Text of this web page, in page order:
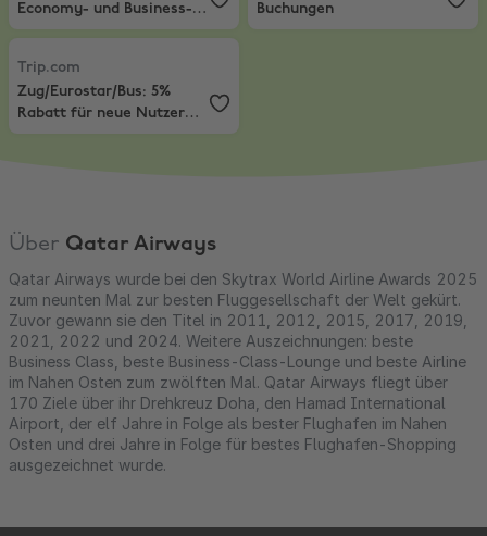
Economy- und Business-
Class-Flüge
Buchungen
Trip.com
Zug/Eurostar/Bus: 5% Rabatt für neue Nutzer (max. 20€)
Trip.com
Zug/Eurostar/Bus: 5%
Rabatt für neue Nutzer
(max. 20€)
Über Qatar Airways
Qatar Airways wurde bei den Skytrax World Airline Awards 2025
zum neunten Mal zur besten Fluggesellschaft der Welt gekürt.
Zuvor gewann sie den Titel in 2011, 2012, 2015, 2017, 2019,
2021, 2022 und 2024. Weitere Auszeichnungen: beste
Business Class, beste Business-Class-Lounge und beste Airline
im Nahen Osten zum zwölften Mal. Qatar Airways fliegt über
170 Ziele über ihr Drehkreuz Doha, den Hamad International
Airport, der elf Jahre in Folge als bester Flughafen im Nahen
Osten und drei Jahre in Folge für bestes Flughafen-Shopping
ausgezeichnet wurde.